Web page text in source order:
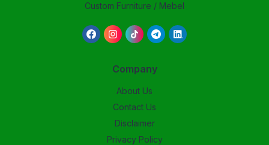
Custom Furniture / Mebel
Company
About Us
Contact Us
Disclaimer
Privacy Policy